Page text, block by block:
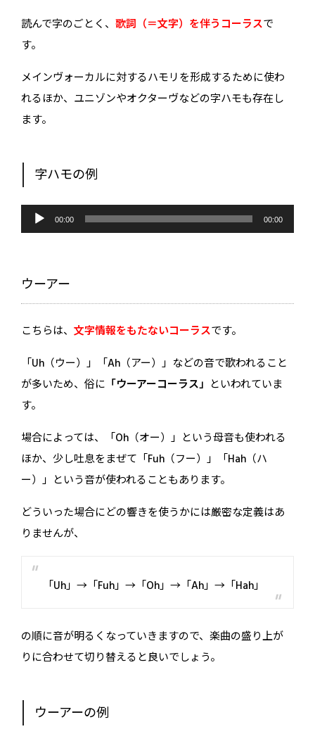
読んで字のごとく、歌詞（＝文字）を伴うコーラスで
す。
メインヴォーカルに対するハモリを形成するために使わ
れるほか、ユニゾンやオクターヴなどの字ハモも存在し
ます。
字ハモの例
音
プ
00:00 00:00
ウーアー
こちらは、文字情報をもたないコーラスです。
「Uh（ウー）」「Ah（アー）」などの音で歌われること
が多いため、俗に 「ウーアーコーラス」 といわれていま
す。
場合によっては、「Oh（オー）」という母音も使われる
ほか、少し吐息をまぜて「Fuh（フー）」「Hah（ハ
ー）」という音が使われることもあります。
どういった場合にどの響きを使うかには厳密な定義はあ
りませんが、
「Uh」→「Fuh」→「Oh」→「Ah」→「Hah」
の順に音が明るくなっていきますので、楽曲の盛り上が
りに合わせて切り替えると良いでしょう。
ウーアーの例